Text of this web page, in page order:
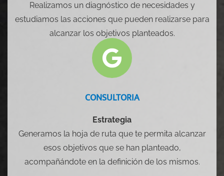
Realizamos un diagnóstico de necesidades y
estudiamos las acciones que pueden realizarse para
alcanzar los objetivos planteados.
CONSULTORIA
Estrategia
Generamos la hoja de ruta que te permita alcanzar
esos objetivos que se han planteado,
acompañándote en la definición de los mismos.